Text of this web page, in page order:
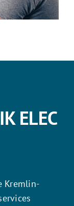
ELEC
Kremlin-